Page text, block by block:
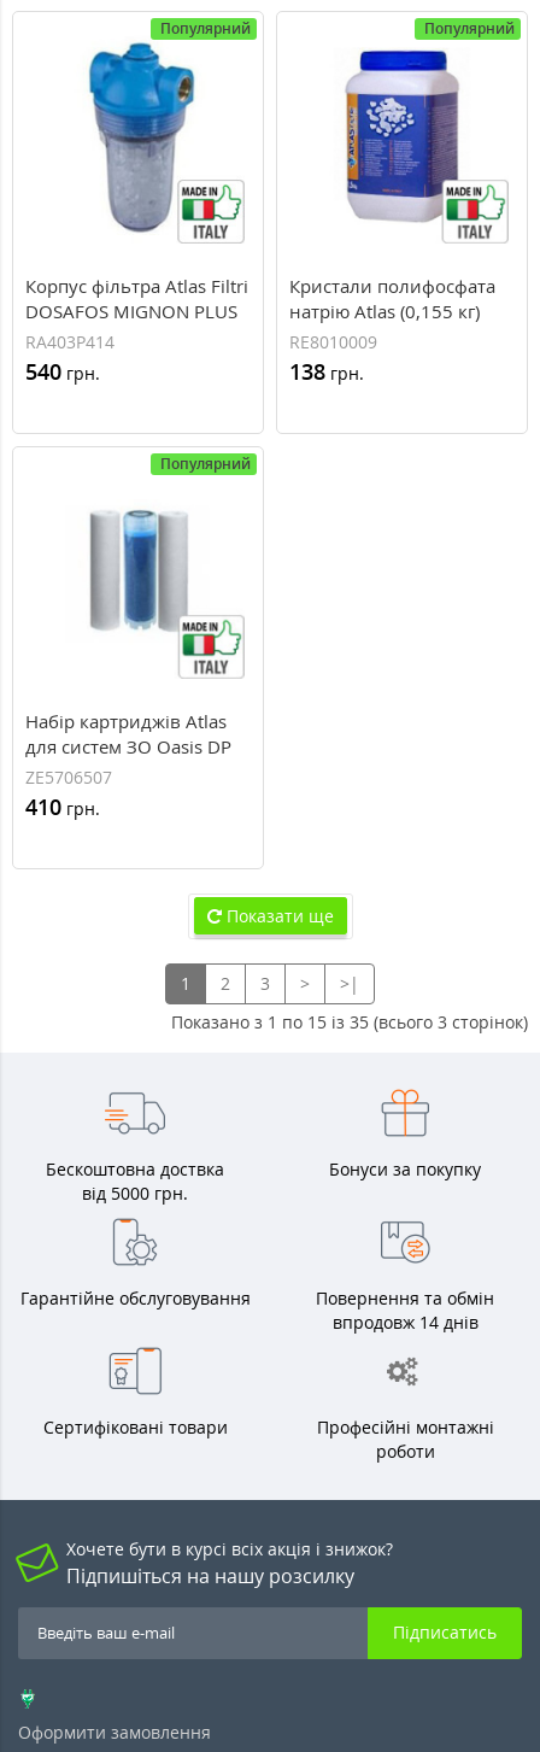
Популярний
Корпус фільтра Atlas Filtri
DOSAFOS MIGNON PLUS
1/2" SL 2P MFO
RA403P414
540 грн.
Популярний
Кристали полифосфата
натрію Atlas (0,155 кг)
RE8010009
138 грн.
Популярний
Набір картриджів Atlas
для систем ЗО Oasis DP
ZE5706507
410 грн.
Показати ще
1 2 3 >
>|
Показано з 1 по 15 із 35 (всього 3 сторінок)
Бескоштовна доствка
від 5000 грн.
Бонуси за покупку
Гарантійне обслуговування
Повернення та обмін
впродовж 14 днів
Сертифіковані товари
Професійні монтажні
роботи
Хочете бути в курсі всіх акція і знижок?
Підпишіться на нашу розсилку
Підписатись
Оформити замовлення